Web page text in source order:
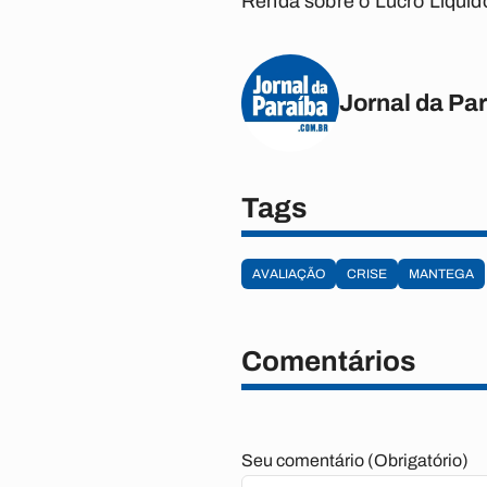
Jornal da
Tags
AVALIAÇÃO CRISE MANTEGA
Comentários
Seu comentário (Obrigatório)